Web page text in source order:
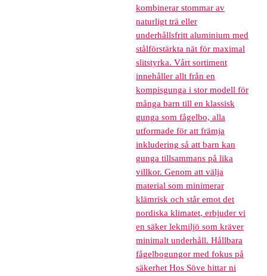
kombinerar stommar av
naturligt trä eller
underhållsfritt aluminium med
stålförstärkta nät för maximal
slitstyrka. Vårt sortiment
innehåller allt från en
kompisgunga i stor modell för
många barn till en klassisk
gunga som fågelbo, alla
utformade för att främja
inkludering så att barn kan
gunga tillsammans på lika
villkor. Genom att välja
material som minimerar
klämrisk och står emot det
nordiska klimatet, erbjuder vi
en säker lekmiljö som kräver
minimalt underhåll. Hållbara
fågelbogungor med fokus på
säkerhet Hos Söve hittar ni